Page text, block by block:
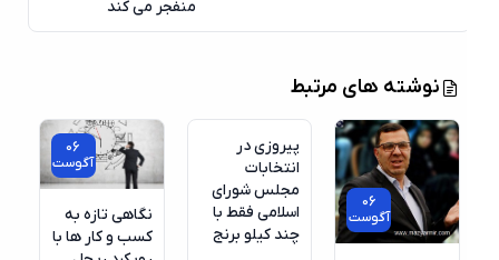
منفجر می کند
نوشته های مرتبط
06
آگوست
پیروزی در
انتخابات
مجلس شورای
اسلامی فقط با
چند کیلو برنج
06
آگوست
نگاهی تازه به
کسب‌ و‌ کار ها با